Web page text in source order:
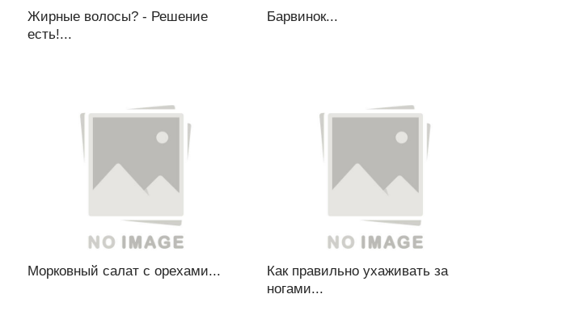
Жирные волосы? - Решение
есть!...
Барвинок...
Морковный салат с орехами...
Как правильно ухаживать за
ногами...